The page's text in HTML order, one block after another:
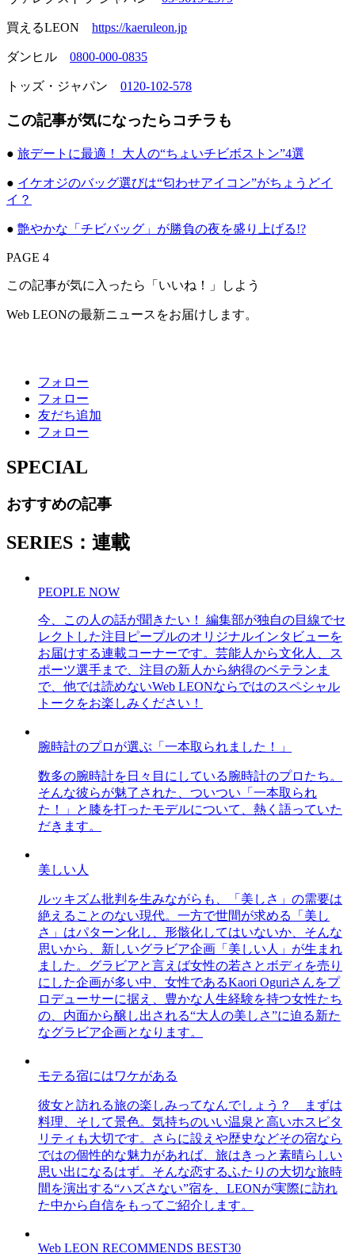
買えるLEON https://kaeruleon.jp
ダンヒル 0800-000-0835
トッズ・ジャパン 0120-102-578
この記事が気になったらコチラも
● 旅デートに最適！ 大人の“ちょいチビボストン”4選
● イケオジのバッグ選びは“匂わせアイコン”がちょうどイ
イ？
● 艶やかな「チビバッグ」が勝負の夜を盛り上げる!?
PAGE 4
この記事が気に入ったら「いいね！」しよう
Web LEONの最新ニュースをお届けします。
フォロー
フォロー
友だち追加
フォロー
SPECIAL
おすすめの記事
SERIES：連載
PEOPLE NOW
今、この人の話が聞きたい！ 編集部が独自の目線でセ
レクトした注目ピープルのオリジナルインタビューを
お届けする連載コーナーです。芸能人から文化人、ス
ポーツ選手まで、注目の新人から納得のベテランま
で、他では読めないWeb LEONならではのスペシャル
トークをお楽しみください！
腕時計のプロが選ぶ「一本取られました！」
数多の腕時計を日々目にしている腕時計のプロたち。
そんな彼らが魅了された、ついつい「一本取られ
た！」と膝を打ったモデルについて、熱く語っていた
だきます。
美しい人
ルッキズム批判を生みながらも、「美しさ」の需要は
絶えることのない現代。一方で世間が求める「美し
さ」はパターン化し、形骸化してはいないか、そんな
思いから、新しいグラビア企画「美しい人」が生まれ
ました。グラビアと言えば女性の若さとボディを売り
にした企画が多い中、女性であるKaori Oguriさんをプ
ロデューサーに据え、豊かな人生経験を持つ女性たち
の、内面から醸し出される“大人の美しさ”に迫る新た
なグラビア企画となります。
モテる宿にはワケがある
彼女と訪れる旅の楽しみってなんでしょう？ まずは
料理、そして景色。気持ちのいい温泉と高いホスピタ
リティも大切です。さらに設えや歴史などその宿なら
ではの個性的な魅力があれば、旅はきっと素晴らしい
思い出になるはず。そんな恋するふたりの大切な旅時
間を演出する“ハズさない”宿を、LEONが実際に訪れ
た中から自信をもってご紹介します。
Web LEON RECOMMENDS BEST30